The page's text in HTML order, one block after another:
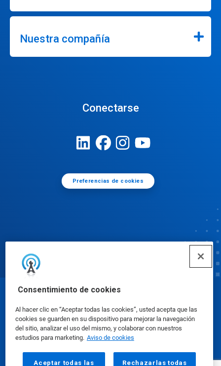
Consentimiento de cookies
Al hacer clic en “Aceptar todas las cookies”, usted acepta que las
cookies se guarden en su dispositivo para mejorar la navegación
del sitio, analizar el uso del mismo, y colaborar con nuestros
estudios para marketing. Aviso de cookies
Aceptar todas las Rechazarlas todas
Nuestra compañía
Conectarse
Preferencias de cookies
Hojas de datos sobre seguridad|Política de
privacidad|Términos de uso